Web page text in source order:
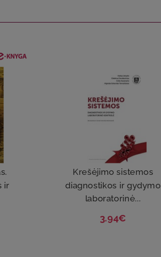
ir
Krešėjimo sistemos
diagnostikos ir gydymo
laboratorinė...
3.94€